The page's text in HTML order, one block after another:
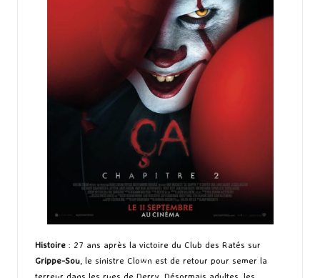
Histoire : 27 ans après la victoire du Club des Ratés sur
Grippe-Sou , le sinistre Clown est de retour pour semer la
terreur dans les rues de Derry. Désormais adultes, les